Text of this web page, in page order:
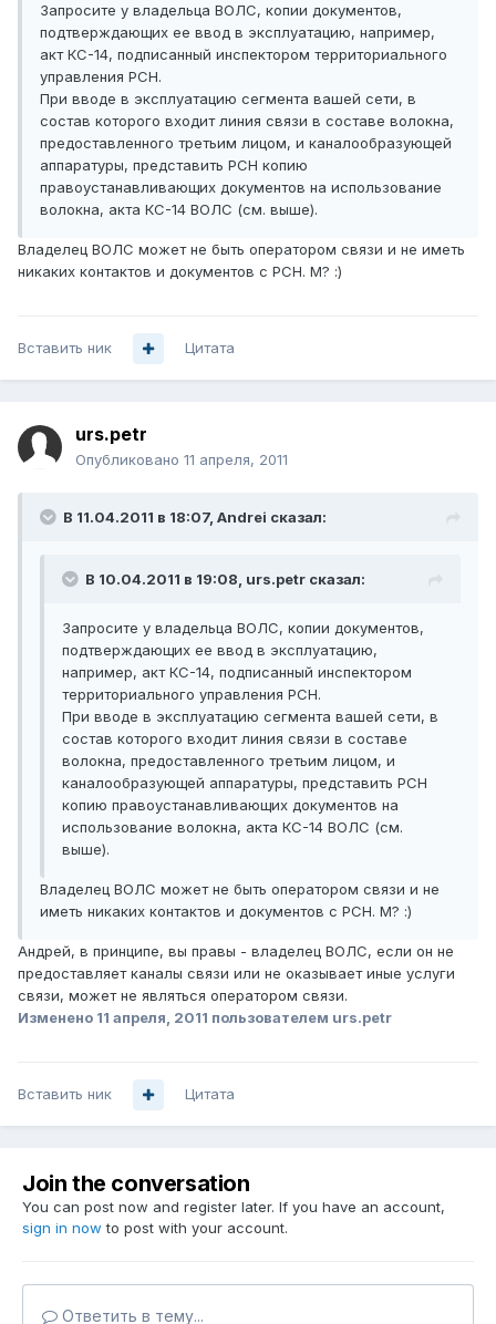
Запросите у владельца ВОЛС, копии документов,
подтверждающих ее ввод в эксплуатацию, например,
акт КС-14, подписанный инспектором территориального
управления РСН.
При вводе в эксплуатацию сегмента вашей сети, в
состав которого входит линия связи в составе волокна,
предоставленного третьим лицом, и каналообразующей
аппаратуры, представить РСН копию
правоустанавливающих документов на использование
волокна, акта КС-14 ВОЛС (см. выше).
Владелец ВОЛС может не быть оператором связи и не иметь
никаких контактов и документов с РСН. М? :)
Вставить ник Цитата
urs.petr
Опубликовано 11 апреля, 2011
В 11.04.2011 в 18:07, Andrei сказал:
В 10.04.2011 в 19:08, urs.petr сказал:
Запросите у владельца ВОЛС, копии документов,
подтверждающих ее ввод в эксплуатацию,
например, акт КС-14, подписанный инспектором
территориального управления РСН.
При вводе в эксплуатацию сегмента вашей сети, в
состав которого входит линия связи в составе
волокна, предоставленного третьим лицом, и
каналообразующей аппаратуры, представить РСН
копию правоустанавливающих документов на
использование волокна, акта КС-14 ВОЛС (см.
выше).
Владелец ВОЛС может не быть оператором связи и не
иметь никаких контактов и документов с РСН. М? :)
Андрей, в принципе, вы правы - владелец ВОЛС, если он не
предоставляет каналы связи или не оказывает иные услуги
связи, может не являться оператором связи.
Изменено 11 апреля, 2011 пользователем urs.petr
Вставить ник Цитата
Join the conversation
You can post now and register later. If you have an account,
sign in now to post with your account.
Ответить в тему...